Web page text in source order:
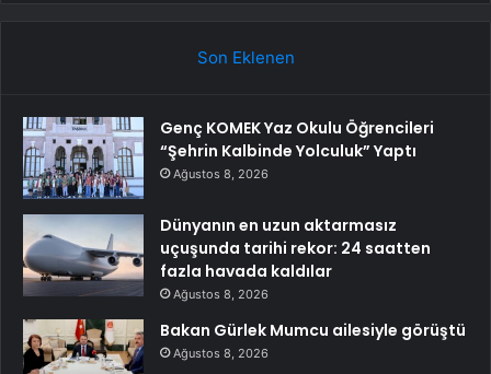
Son Eklenen
Genç KOMEK Yaz Okulu Öğrencileri
“Şehrin Kalbinde Yolculuk” Yaptı
Ağustos 8, 2026
Dünyanın en uzun aktarmasız
uçuşunda tarihi rekor: 24 saatten
fazla havada kaldılar
Ağustos 8, 2026
Bakan Gürlek Mumcu ailesiyle görüştü
Ağustos 8, 2026